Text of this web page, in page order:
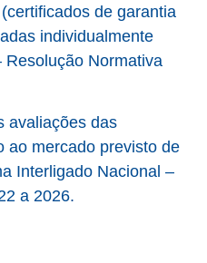
de garantia
individualmente
Resolução Normativa
avaliações das
ao mercado previsto de
Interligado Nacional –
a 2026.